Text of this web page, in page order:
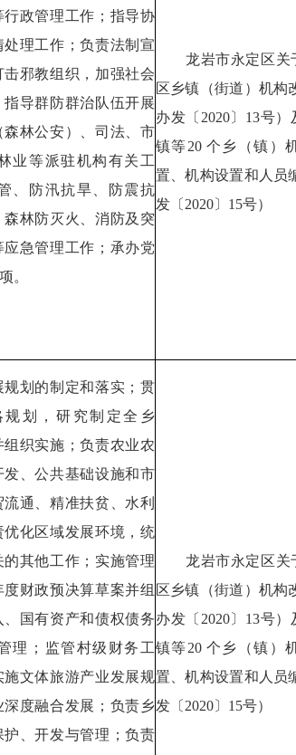
政管理工作；指导协
理工作；负责法制宣
邪教组织，加强社会
导群防群治队伍开展
林公安）、司法、市
业等派驻机构有关工
、防汛抗旱、防震抗
林防灭火、消防及突
急管理工作；承办党
。
龙岩市永定区关
区乡镇（街道）机构
办发〔2020〕13号
镇等20 个乡（镇）
置、机构设置和人员
发〔2020〕15号）
划的制定和落实；贯
划，研究制定全乡
组织实施；负责农业农
、公共基础设施和市
通、精准扶贫、水利
化区域发展环境，统
其他工作；实施管理
财政预决算草案并组
国有资产和债权债务
理；监管村级财务工
文体旅游产业发展规
度融合发展；负责乡
、开发与管理；负责
龙岩市永定区关
区乡镇（街道）机构
办发〔2020〕13号
镇等20 个乡（镇）
置、机构设置和人员
发〔2020〕15号）